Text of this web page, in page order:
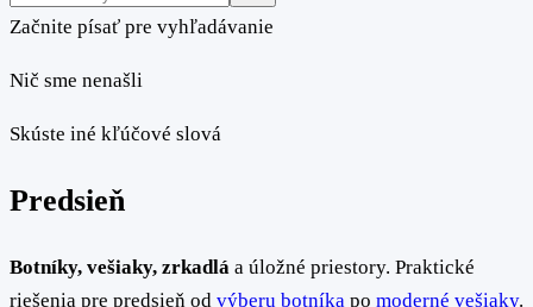
Začnite písať pre vyhľadávanie
Nič sme nenašli
Skúste iné kľúčové slová
Predsieň
Botníky, vešiaky, zrkadlá a úložné priestory. Praktické
riešenia pre predsieň od výberu botníka po moderné vešiaky.